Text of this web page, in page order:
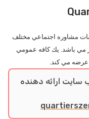
مشاوره اجتماعي مختلف
مي باشد. يك كافه عمومي
عرضه مي كند.
سایت ارائه دهنده